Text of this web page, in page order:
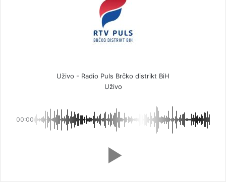
Uživo - Radio Puls Brčko distrikt BiH
Uživo
00:00